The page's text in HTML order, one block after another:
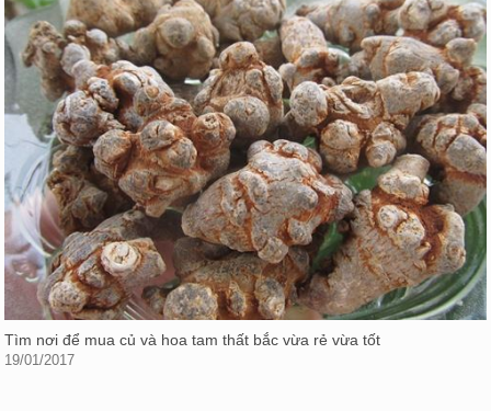
Tìm nơi để mua củ và hoa tam thất bắc vừa rẻ vừa tốt
19/01/2017